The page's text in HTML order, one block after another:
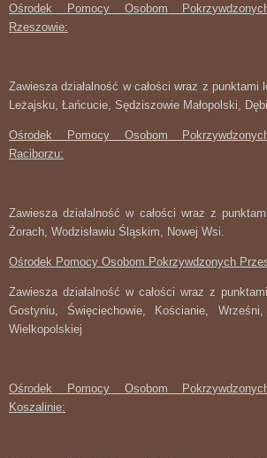
Ośrodek Pomocy Osobom
Rzeszowie:
Zawiesza działalność w całości wraz z punktami
Leżajsku, Łańcucie, Sędziszowie Małopolski,
Ośrodek Pomocy Osobom
Raciborzu:
Zawiesza działalność w całości wraz z
Żorach, Wodzisławiu Śląskim, Nowej Wsi.
Ośrodek Pomocy Osobom Pokrzywdzonych
Zawiesza działalność w całości wraz z
Gostyniu, Święciechowie, Kościanie,
Wielkopolskiej
Ośrodek Pomocy Osobom
Koszalinie: